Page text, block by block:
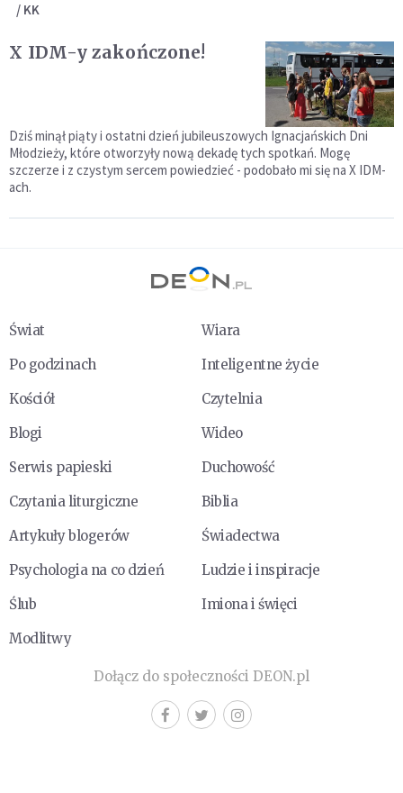
/ KK
X IDM-y zakończone!
Dziś minął piąty i ostatni dzień jubileuszowych Ignacjańskich Dni
Młodzieży, które otworzyły nową dekadę tych spotkań. Mogę
szczerze i z czystym sercem powiedzieć - podobało mi się na X IDM-
ach.
Świat
Wiara
Po godzinach
Inteligentne życie
Kościół
Czytelnia
Blogi
Wideo
Serwis papieski
Duchowość
Czytania liturgiczne
Biblia
Artykuły blogerów
Świadectwa
Psychologia na co dzień
Ludzie i inspiracje
Ślub
Imiona i święci
Modlitwy
Dołącz do społeczności DEON.pl